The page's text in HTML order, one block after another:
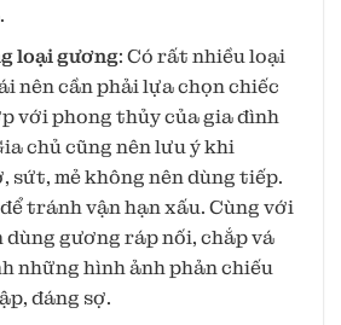
loại gương: Có rất nhiều loại
nên cần phải lựa chọn chiếc
với phong thủy của gia đình
chủ cũng nên lưu ý khi
sứt, mẻ không nên dùng tiếp.
tránh vận hạn xấu. Cùng với
dùng gương ráp nối, chắp vá
những hình ảnh phản chiếu
đáng sợ.